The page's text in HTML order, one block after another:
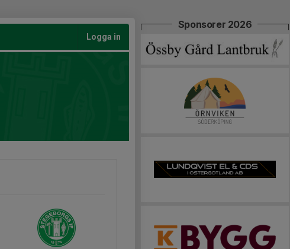
Logga in
Sponsorer 2026